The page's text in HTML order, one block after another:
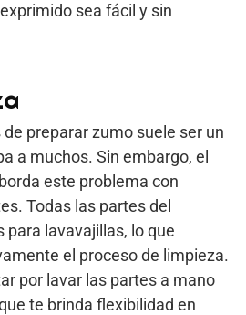
sea fácil y sin
preparar zumo suele ser un
a muchos. Sin embargo, el
este problema con
Todas las partes del
lavavajillas, lo que
el proceso de limpieza.
por lavar las partes a mano
te brinda flexibilidad en